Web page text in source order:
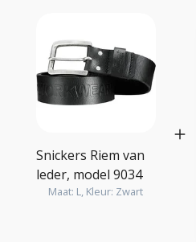
Snickers Riem van
leder, model 9034
Maat: L, Kleur: Zwart